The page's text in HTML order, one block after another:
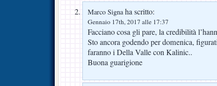
Marco Signaha scritto:
Gennaio 17th, 2017 alle 17:37
Facciano cosa gli pare, la credibilità
Sto ancora godendo per domenica,
faranno i Della Valle con Kalinic..
Buona guarigione